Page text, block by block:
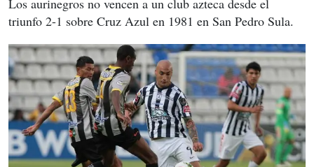
Los aurinegros no vencen a un club azteca desde el
triunfo 2-1 sobre Cruz Azul en 1981 en San Pedro Sula.